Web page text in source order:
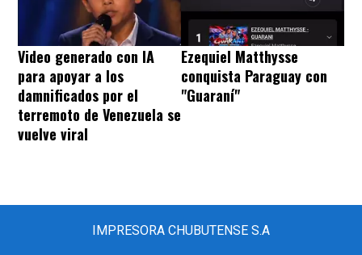
Video generado con IA
para apoyar a los
damnificados por el
terremoto de Venezuela se
vuelve viral
Ezequiel Matthysse
conquista Paraguay con
"Guaraní"
IMPRESORA CHUBUTENSE S.A